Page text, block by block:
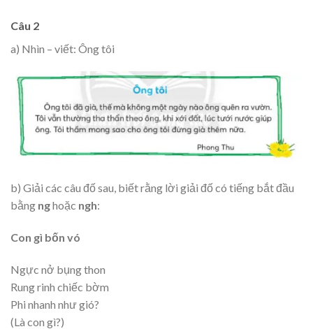
Câu 2
a) Nhìn – viết: Ông tôi
b) Giải các câu đố sau, biết rằng lời giải đố có tiếng bắt đầu
bằng nghoặc ngh:
Con gì bốn vó
Ngực nở bụng thon
Rung rinh chiếc bờm
Phi nhanh như gió?
(Là con gì?)